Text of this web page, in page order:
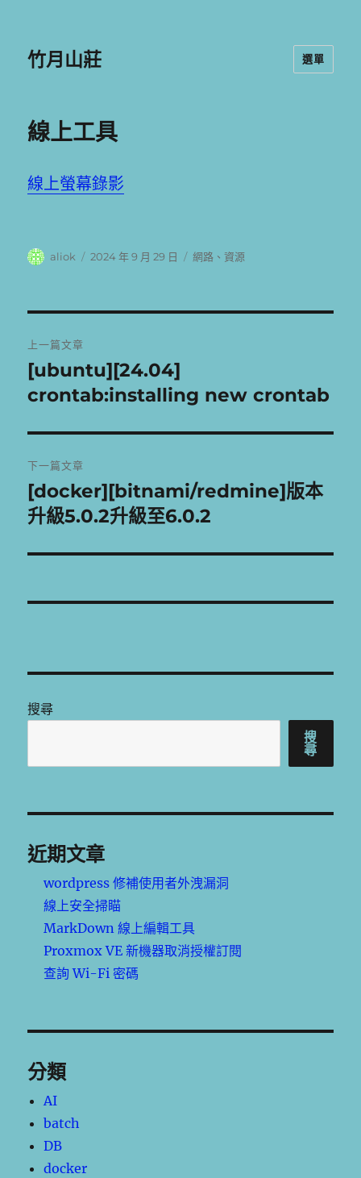
竹月山莊 選單
線上工具
線上螢幕錄影
作
aliok
發
2024 年 9 月 29 日
分
網路 、資源
章
導
覽
上一篇文章
上
一
文
章:
[ubuntu][24.04]
crontab:installing new crontab
下一篇文章
下
一
文
[docker][bitnami/redmine]版本
升級5.0.2升級至6.0.2
搜尋
搜
尋
近期文章
wordpress 修補使用者外洩漏洞
線上安全掃瞄
MarkDown 線上編輯工具
Proxmox VE 新機器取消授權訂閱
查詢 Wi-Fi 密碼
分類
AI
batch
DB
docker